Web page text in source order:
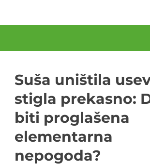
Suša uništila
stigla prekasno:
biti proglašena
elementarna
nepogoda?